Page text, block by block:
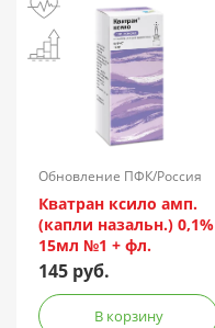
Обновление ПФК/Россия
Кватран ксило амп.
(капли назальн.) 0,1%
15мл №1 + фл.
145 руб.
В корзину